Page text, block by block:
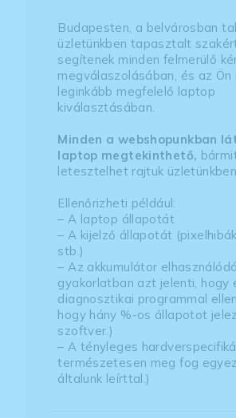
Budapesten, a belvárosban
üzletünkben tapasztalt
segítenek minden felmerülő
megválaszolásában, és az Ön
leginkább megfelelő laptop
kiválasztásában.
Minden a webshopunkban
laptop megtekinthető,
letesztelhet rajtuk üzletünkben.
Ellenőrizheti például:
– A laptop állapotát
– A kijelző állapotát
stb.)
– Az akkumulátor
gyakorlatban azt jelenti, hogy
diagnosztikai programmal
hogy hány %-os állapotot
szoftver.)
– A tényleges
természetesen meg fog
általunk leírttal.)